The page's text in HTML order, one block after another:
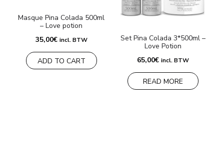
Masque Pina Colada 500ml
– Love potion
35,00€ incl. BTW
ADD TO CART
Set Pina Colada 3*500ml –
Love Potion
65,00€ incl. BTW
READ MORE